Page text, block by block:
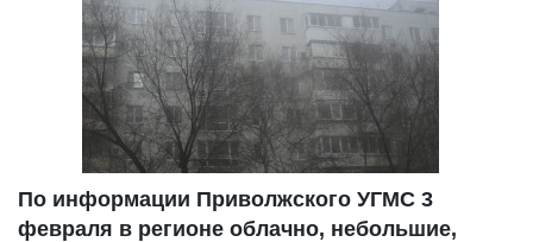
По информации Приволжского УГМС 3
февраля в регионе облачно, небольшие,